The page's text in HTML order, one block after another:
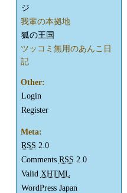
ジ
我輩の本拠地
狐の王国
ツッコミ無用のあんこ日
記
Other:
Login
Register
Meta:
RSS 2.0
Comments RSS 2.0
Valid XHTML
WordPress Japan